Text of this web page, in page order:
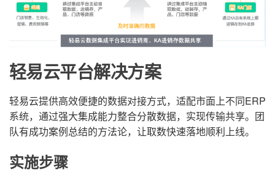
轻易云平台解决方案
轻易云提供高效便捷的数据对接方式，适配市面上不同ERP
系统，通过强大集成能力整合分散数据，实现传输共享。团
队有成功案例总结的方法论，让取数快速落地顺利上线。
实施步骤